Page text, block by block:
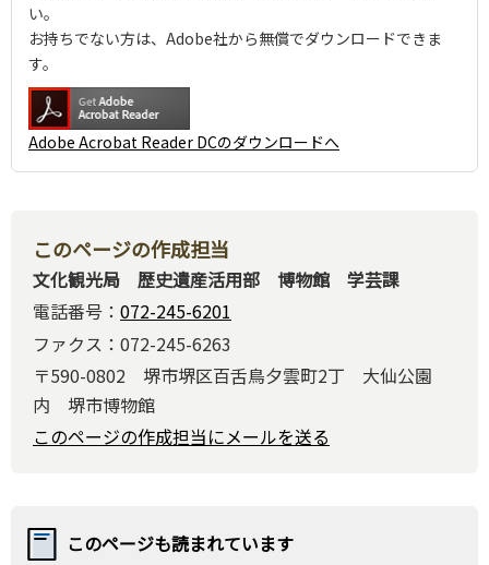
い。
お持ちでない方は、Adobe社から無償でダウンロードできま
す。
Adobe Acrobat Reader DCのダウンロードへ
このページの作成担当
文化観光局 歴史遺産活用部 博物館 学芸課
電話番号： 072-245-6201
ファクス：072-245-6263
〒590-0802 堺市堺区百舌鳥夕雲町2丁 大仙公園
内 堺市博物館
このページの作成担当にメールを送る
このページも読まれています